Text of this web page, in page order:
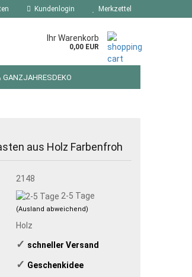
Kundenlogin Merkzettel
Ihr Warenkorb
0,00 EUR
GANZJAHRESDEKO
aus Holz Farbenfroh
2148
2-5 Tage
(Ausland abweichend)
Holz
✓ ​schneller Versand
✓ ​Geschenkidee